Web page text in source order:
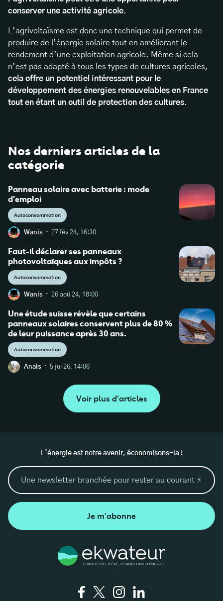
conserver une activité agricole.
L’agrivoltaïsme est donc une technique qui permet de
produire de l’énergie solaire tout en améliorant le
rendement d’une exploitation agricole. Même si cela
n’est pas adapté à tous les types de cultures agricoles,
cela offre un potentiel intéressant pour le
développement des énergies renouvelables en France
tout en étant un outil de protection des cultures.
Nos derniers articles de la
catégorie
Panneau solaire avec batterie : mode
d’emploi
Autoconsommation
Wanis · 27 fév 24, 16:30
Faut-il déclarer ses panneaux
photovoltaïques aux impôts ?
Autoconsommation
Wanis · 26 aoû 24, 18:00
Une étude suisse révèle que certains
panneaux solaires conservent plus de 80 %
de leur puissance après 30 ans.
Autoconsommation
Anais · 5 jui 26, 14:06
Voir plus d'articles
L’énergie est notre avenir, économisons-la !
Je m'abonne